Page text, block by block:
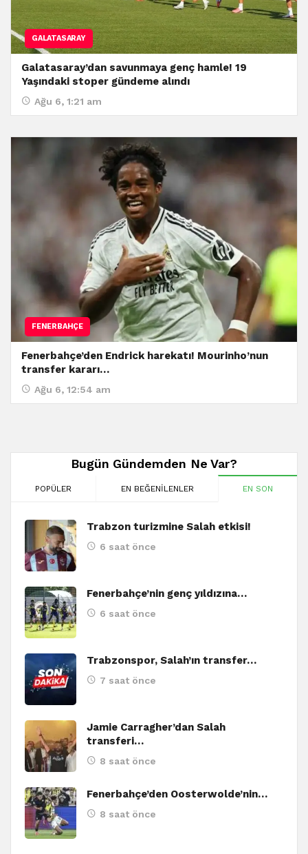
GALATASARAY
Galatasaray’dan savunmaya genç hamle! 19
Yaşındaki stoper gündeme alındı
Ağu 6, 1:21 am
FENERBAHÇE
Fenerbahçe’den Endrick harekatı! Mourinho’nun
transfer kararı…
Ağu 6, 12:54 am
Bugün Gündemden Ne Var?
POPÜLER EN BEĞENILENLER EN SON
Trabzon turizmine Salah etkisi!
6 saat önce
Fenerbahçe’nin genç yıldızına…
6 saat önce
Trabzonspor, Salah’ın transfer…
7 saat önce
Jamie Carragher’dan Salah
transferi…
8 saat önce
Fenerbahçe’den Oosterwolde’nin…
8 saat önce